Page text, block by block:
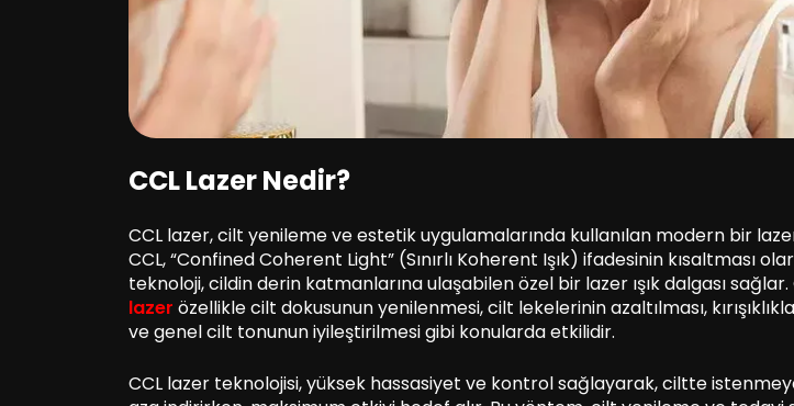
CCL Lazer Nedir?
CCL lazer, cilt yenileme ve estetik uygulamalarında kullanılan modern bir
CCL, “Confined Coherent Light” (Sınırlı Koherent Işık) ifadesinin kısaltması
teknoloji, cildin derin katmanlarına ulaşabilen özel bir lazer ışık dalgası
lazer özellikle cilt dokusunun yenilenmesi, cilt lekelerinin azaltılması,
ve genel cilt tonunun iyileştirilmesi gibi konularda etkilidir.
CCL lazer teknolojisi, yüksek hassasiyet ve kontrol sağlayarak, ciltte